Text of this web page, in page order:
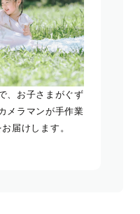
、お子さまがぐず
メラマンが手作業
届けします。